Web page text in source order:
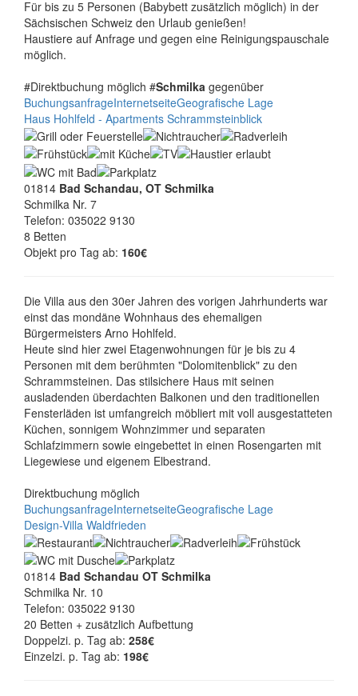
Für bis zu 5 Personen (Babybett zusätzlich möglich) in der
Sächsischen Schweiz den Urlaub genießen!
Haustiere auf Anfrage und gegen eine Reinigungspauschale
möglich.
#Direktbuchung möglich #Schmilka gegenüber
BuchungsanfrageInternetseiteGeografische Lage
Haus Hohlfeld - Apartments Schrammsteinblick
01814 Bad Schandau, OT Schmilka
Schmilka Nr. 7
Telefon: 035022 9130
8 Betten
Objekt pro Tag ab: 160€
Die Villa aus den 30er Jahren des vorigen Jahrhunderts war
einst das mondäne Wohnhaus des ehemaligen
Bürgermeisters Arno Hohlfeld.
Heute sind hier zwei Etagenwohnungen für je bis zu 4
Personen mit dem berühmten "Dolomitenblick" zu den
Schrammsteinen. Das stilsichere Haus mit seinen
ausladenden überdachten Balkonen und den traditionellen
Fensterläden ist umfangreich möbliert mit voll ausgestatteten
Küchen, sonnigem Wohnzimmer und separaten
Schlafzimmern sowie eingebettet in einen Rosengarten mit
Liegewiese und eigenem Elbestrand.
Direktbuchung möglich
BuchungsanfrageInternetseiteGeografische Lage
Design-Villa Waldfrieden
01814 Bad Schandau OT Schmilka
Schmilka Nr. 10
Telefon: 035022 9130
20 Betten + zusätzlich Aufbettung
Doppelzi. p. Tag ab: 258€
Einzelzi. p. Tag ab: 198€